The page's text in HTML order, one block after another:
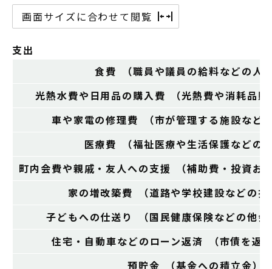
画面サイズに合わせて閲覧
支出
食費 （職員や議員の給料などの人
光熱水費や日用品の購入費 （光熱費や消耗品
車や家電の修理費 （市が管理する施設など
医療費 （福祉医療や生活保護などの
町内会費や親戚・友人への支援 （補助費・投資お
家の増改築費 （道路や学校建設などの
子どもへの仕送り （国民健康保険などの他
住宅・自動車などのローン返済 （市債を返
預貯金 （基金への積立金）